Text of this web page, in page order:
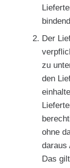
Der
zu
den
ohne
daraus
Das